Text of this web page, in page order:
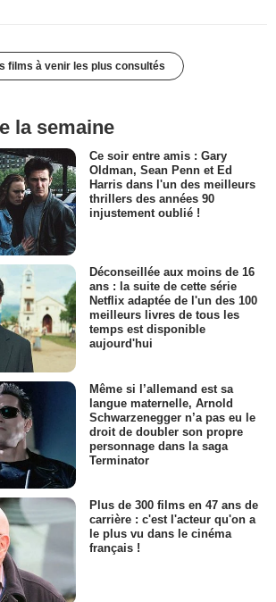
films à venir les plus consultés
la semaine
Ce soir entre amis : Gary
Oldman, Sean Penn et Ed
Harris dans l'un des meilleurs
thrillers des années 90
injustement oublié !
Déconseillée aux moins de 16
ans : la suite de cette série
Netflix adaptée de l'un des 100
meilleurs livres de tous les
temps est disponible
aujourd'hui
Même si l’allemand est sa
langue maternelle, Arnold
Schwarzenegger n’a pas eu le
droit de doubler son propre
personnage dans la saga
Terminator
Plus de 300 films en 47 ans de
carrière : c'est l'acteur qu'on a
le plus vu dans le cinéma
français !